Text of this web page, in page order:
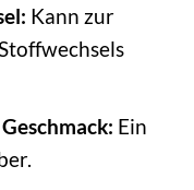
Kann zur
Ein